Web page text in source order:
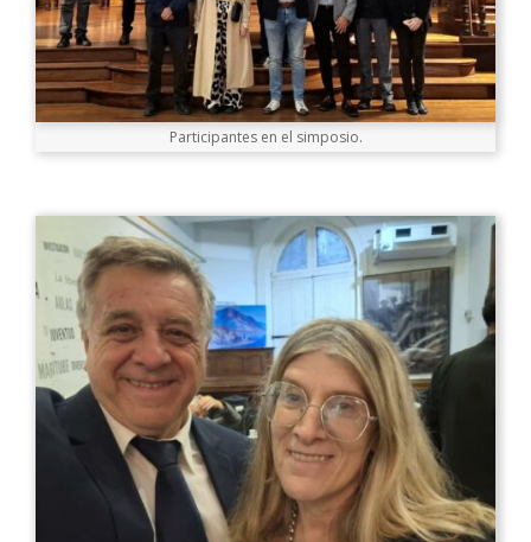
Participantes en el simposio.